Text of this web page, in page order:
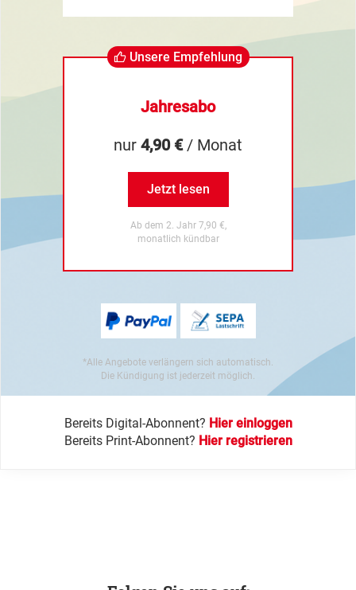
Unsere Empfehlung
Jahresabo
nur 4,90 €/ Monat
Jetzt lesen
Ab dem 2. Jahr 7,90 €,
monatlich kündbar
*Alle Angebote verlängern sich automatisch.
Die Kündigung ist jederzeit möglich.
Bereits Digital-Abonnent? Hier einloggen
Bereits Print-Abonnent? Hier registrieren